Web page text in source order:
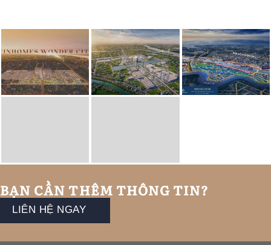
BẠN CẦN THÊM THÔNG TIN?
LIÊN HỆ NGAY